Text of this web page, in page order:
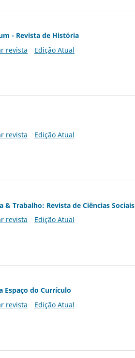
- Revista de História
revista
Edição Atual
revista
Edição Atual
& Trabalho: Revista de Ciências Sociais
revista
Edição Atual
Espaço do Currículo
revista
Edição Atual